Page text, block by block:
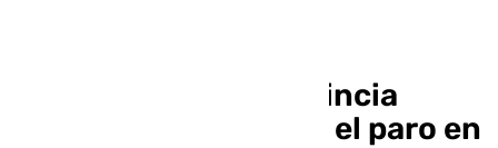
Málaga, la única provincia
andaluza donde sube el paro en